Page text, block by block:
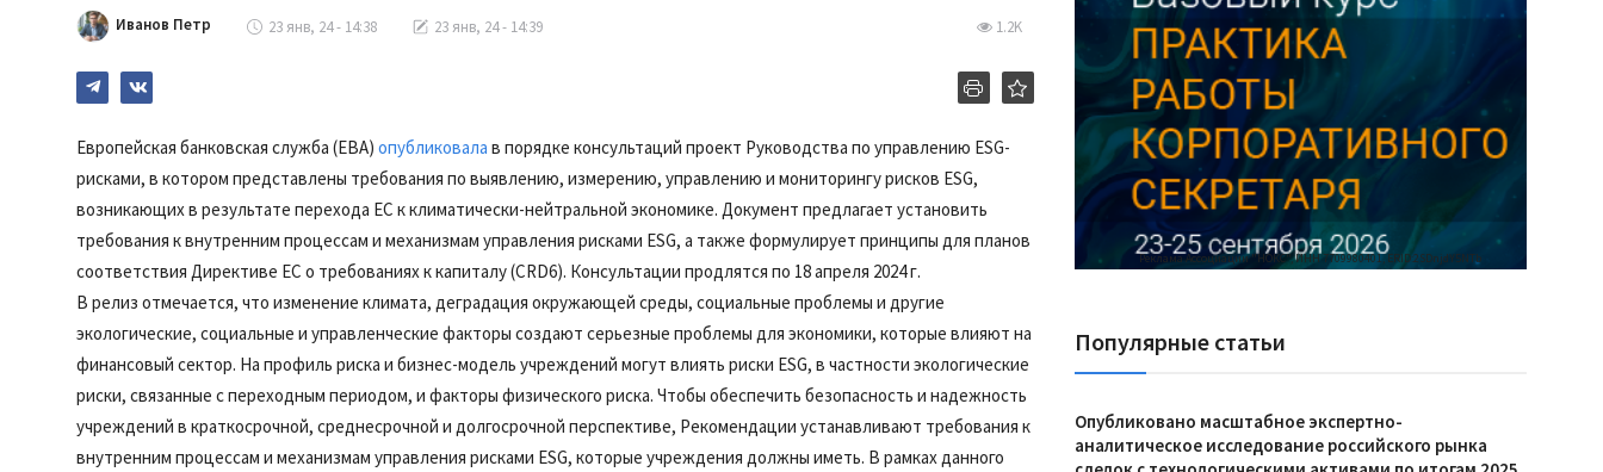
Статьи
Подписка
Иванов Петр 23 янв, 24 - 14:38 23 янв, 24 - 14:39 1.2K
Европейская банковская служба (EBA) опубликовала в порядке консультаций проект Руководства по управлению ESG-
рисками, в котором представлены требования по выявлению, измерению, управлению и мониторингу рисков ESG,
возникающих в результате перехода ЕС к климатически-нейтральной экономике. Документ предлагает установить
требования к внутренним процессам и механизмам управления рисками ESG, а также формулирует принципы для планов
соответствия Директиве ЕС о требованиях к капиталу (CRD6). Консультации продлятся по 18 апреля 2024 г.
В релиз отмечается, что изменение климата, деградация окружающей среды, социальные проблемы и другие
экологические, социальные и управленческие факторы создают серьезные проблемы для экономики, которые влияют на
финансовый сектор. На профиль риска и бизнес-модель учреждений могут влиять риски ESG, в частности экологические
риски, связанные с переходным периодом, и факторы физического риска. Чтобы обеспечить безопасность и надежность
учреждений в краткосрочной, среднесрочной и долгосрочной перспективе, Рекомендации устанавливают требования к
внутренним процессам и механизмам управления рисками ESG, которые учреждения должны иметь. В рамках данного
Реклама Ассоциации "НОКС", ИНН 7709980401, ERID:2SDnjdY5NTb
Популярные статьи
Опубликовано масштабное экспертно-
аналитическое исследование российского рынка